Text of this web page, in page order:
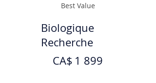
Best Value
Biologique
Recherche
CA$ 1 899